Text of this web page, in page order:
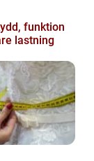
lastning